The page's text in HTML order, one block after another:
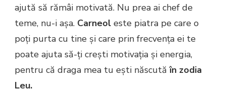
ajută să rămâi motivată. Nu prea ai chef de
teme, nu-i așa. Carneol este piatra pe care o
poți purta cu tine și care prin frecvența ei te
poate ajuta să-ți crești motivația și energia,
pentru că draga mea tu ești născutăîn zodia
Leu.